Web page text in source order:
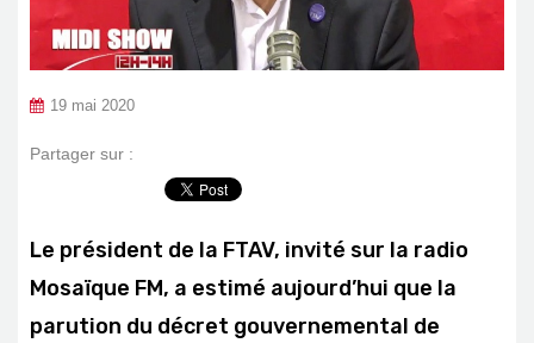
19 mai 2020
Partager sur :
Le président de la FTAV, invité sur la radio
Mosaïque FM, a estimé aujourd’hui que la
parution du décret gouvernemental de